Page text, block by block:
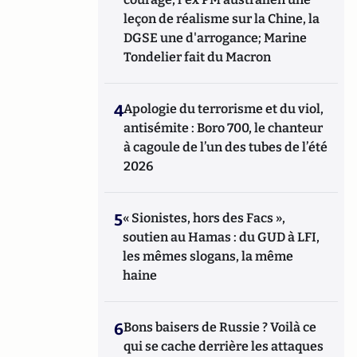
leçon de réalisme sur la Chine, la
DGSE une d'arrogance; Marine
Tondelier fait du Macron
4Apologie du terrorisme et du viol,
antisémite : Boro 700, le chanteur
à cagoule de l’un des tubes de l’été
2026
5« Sionistes, hors des Facs »,
soutien au Hamas : du GUD à LFI,
les mêmes slogans, la même
haine
6Bons baisers de Russie ? Voilà ce
qui se cache derrière les attaques